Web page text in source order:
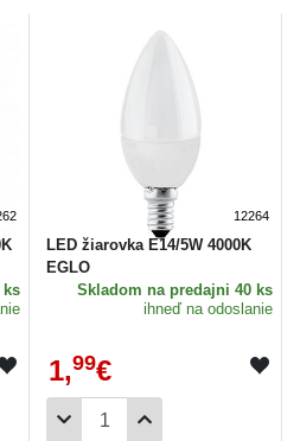
ks
12264
LED žiarovka E14/5W 4000K
EGLO
Skladom na predajni 40 ks
ihneď na odoslanie
1,99€